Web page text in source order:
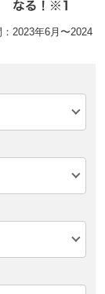
2023年6月〜2024